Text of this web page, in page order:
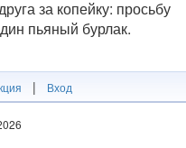
за копейку: просьбу
пьяный бурлак.
| Вход